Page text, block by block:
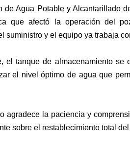
de Agua Potable y Alcantarillado
que afectó la operación del
suministro y el equipo ya trabaja
el tanque de almacenamiento
el nivel óptimo de agua que
agradece la paciencia y
sobre el restablecimiento total